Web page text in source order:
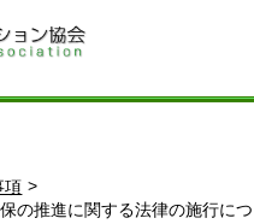
項 >
の推進に関する法律の施行につ